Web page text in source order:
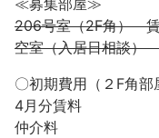
≪募集部屋≫
206号室（2F角）
空室（入居日相
〇初期費用（２F角部
4月分賃料
仲介料